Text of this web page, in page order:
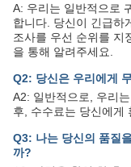
A: 우리는 일반적으로
합니다. 당신이 긴급하
조사를 우선 순위를 지
을 통해 알려주세요.
Q2: 당신은 우리에게
A2: 일반적으로, 우리
후, 수수료는 당신에게
Q3: 나는 당신의 품질
까?